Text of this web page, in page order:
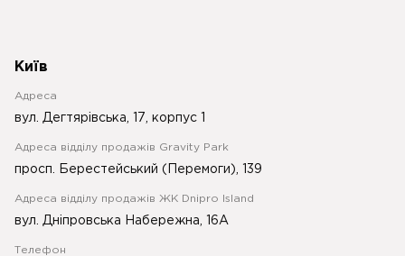
Київ
Адреса
вул. Дегтярівська, 17, корпус 1
Адреса відділу продажів Gravity Park
просп. Берестейський (Перемоги), 139
Адреса відділу продажів ЖК Dnipro Island
вул. Дніпровська Набережна, 16А
Телефон